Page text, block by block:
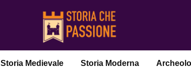
Storia Medievale Storia Moderna